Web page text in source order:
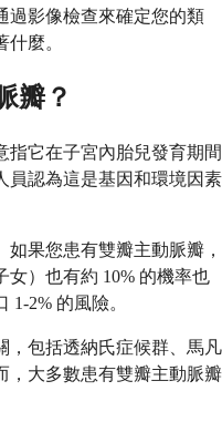
過影像檢查來確定您的類
麼。
瓣？
指它在子宮內胎兒發育期間
員認為這是基因和環境因素
果您患有雙瓣主動脈瓣，
）也有約 10% 的機率也
2% 的風險。
，包括透納氏症候群、馬凡
，大多數患有雙瓣主動脈瓣